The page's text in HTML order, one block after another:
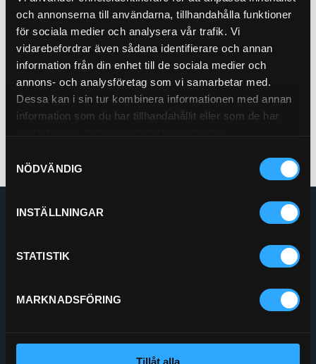
och annonserna till användarna, tillhandahålla funktioner
för sociala medier och analysera vår trafik. Vi
vidarebefordrar även sådana identifierare och annan
information från din enhet till de sociala medier och
annons- och analysföretag som vi samarbetar med.
Dessa kan i sin tur kombinera informationen med annan
information som du har tillhandahållit eller som de har
NÖDVÄNDIG
INSTÄLLNINGAR
STATISTIK
MARKNADSFÖRING
Tillåt alla
Hydraulfilter Sug
21-62167
Pris exkl. 864.00
Köp
Enskede Hydraul AB
Telefon: 0292-10630
Org.nr: 556208-5778